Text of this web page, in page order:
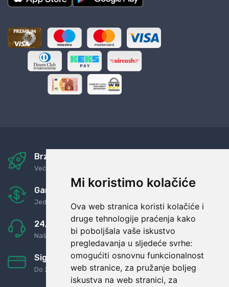
Mi koristimo kolačiće
Ova web stranica koristi kolačiće i
druge tehnologije praćenja kako
bi poboljšala vaše iskustvo
pregledavanja u sljedeće svrhe:
omogućiti osnovnu funkcionalnost
web stranice, za pružanje boljeg
iskustva na web stranici, za
Brza i sigurna dostava
Već za nekoliko dana kod vas
Garancija u povrat novaca
Jednostavno pravilo: Roba za novac
24/7 odlična podrška
Naši agenti uvijek na raspolaganju
Sigurno obročno plaćanje
Do 24 rata bez kamata